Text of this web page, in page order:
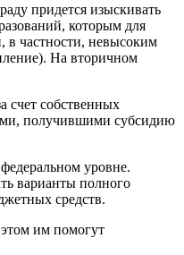
придется изыскивать
которым для
в частности, невысоким
На вторичном
счет собственных
получившими субсидию
уровне.
варианты полного
средств.
этом им помогут